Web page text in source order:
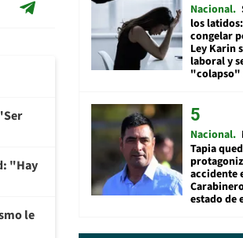
"Hay
le
Nacional
los
congelar
Ley Karin
laboral y
"colapso"
Nacional
Tapia
accidente
estado de